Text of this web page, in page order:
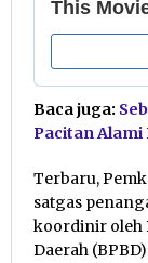
Baca juga:
Pacitan
Terbaru,
satgas
koordinir oleh
Daerah